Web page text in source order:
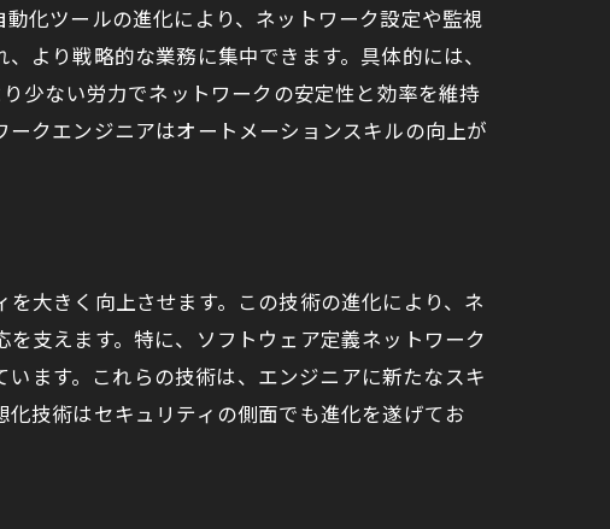
ィス
化ツールの進化により、ネットワーク設定や監視
より戦略的な業務に集中できます。具体的には、
少ない労力でネットワークの安定性と効率を維持
クエンジニアはオートメーションスキルの向上が
大きく向上させます。この技術の進化により、ネ
支えます。特に、ソフトウェア定義ネットワーク
います。これらの技術は、エンジニアに新たなスキ
技術はセキュリティの側面でも進化を遂げてお